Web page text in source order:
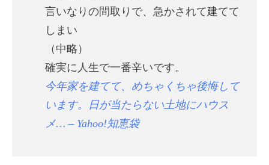
言いなりの間取りで、急かされて建てて
しまい
（中略）
確実に人生で一番辛いです。
今年家を建てて、めちゃくちゃ後悔して
います。日が当たらない土地にハウス
メ… – Yahoo!知恵袋